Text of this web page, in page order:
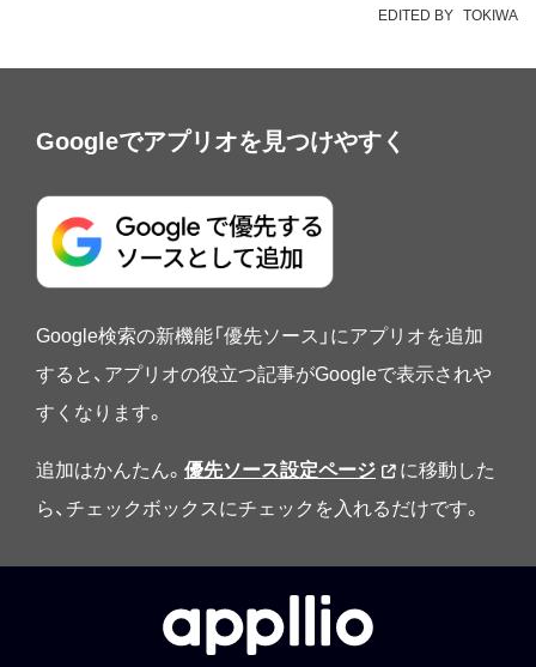
EDITED BY TOKIWA
Googleでアプリオを見つけやすく
Google検索の新機能「優先ソース」にアプリオを追加
すると、アプリオの役立つ記事がGoogleで表示されや
すくなります。
追加はかんたん。 優先ソース設定ページ
に移動した
ら、チェックボックスにチェックを入れるだけです。